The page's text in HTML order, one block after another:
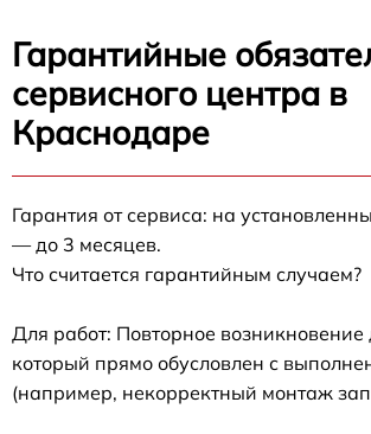
Гарантийные
сервисного центра в
Краснодаре
Гарантия от сервиса: на
— до 3 месяцев.
Что считается гарантийным случаем?
Для работ: Повторное возникновение
который прямо обусловлен с
(например, некорректный монтаж